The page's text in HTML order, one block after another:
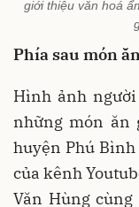
giới thiệu văn hoá
Phía sau món
Hình ảnh
những món ăn
huyện Phú
của kênh
Văn Hùng